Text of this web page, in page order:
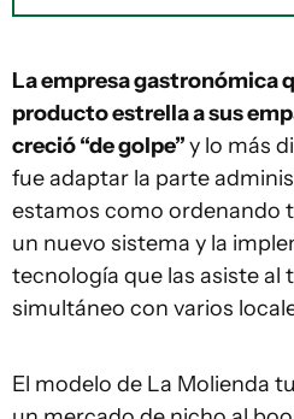
La empresa gastronómica
producto estrella a sus
creció “de golpe”y lo más
fue adaptar la parte
estamos como ordenando
un nuevo sistema y la
tecnología que las asiste al
simultáneo con varios
El modelo de La Molienda